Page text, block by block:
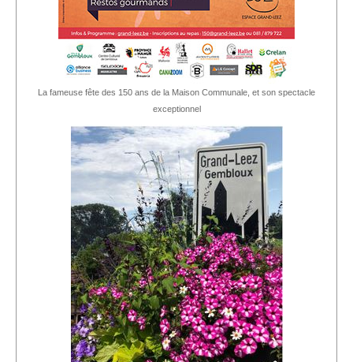
La fameuse fête des 150 ans de la Maison Communale, et son spectacle
exceptionnel